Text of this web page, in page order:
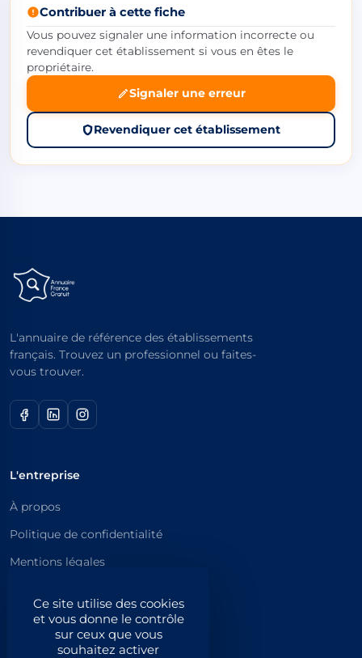
Ce site utilise des cookies
et vous donne le contrôle
sur ceux que vous
souhaitez activer
Contribuer à cette fiche
Vous pouvez signaler une information incorrecte ou
revendiquer cet établissement si vous en êtes le
propriétaire.
Signaler une erreur
Revendiquer cet établissement
L'annuaire de référence des établissements
français. Trouvez un professionnel ou faites-
vous trouver.
L'entreprise
À propos
Politique de confidentialité
Mentions légales
Catégories principales
Catégories